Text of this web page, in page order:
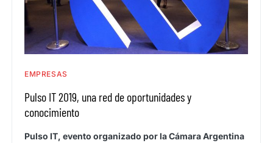
EMPRESAS
Pulso IT 2019, una red de oportunidades y
conocimiento
Pulso IT, evento organizado por la Cámara Argentina